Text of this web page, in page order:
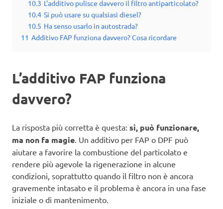
10.3 L’additivo pulisce davvero il filtro antiparticolato?
10.4 Si può usare su qualsiasi diesel?
10.5 Ha senso usarlo in autostrada?
11 Additivo FAP funziona davvero? Cosa ricordare
L’additivo FAP funziona
davvero?
La risposta più corretta è questa: sì, può funzionare,
ma non fa magie. Un additivo per FAP o DPF può
aiutare a favorire la combustione del particolato e
rendere più agevole la rigenerazione in alcune
condizioni, soprattutto quando il filtro non è ancora
gravemente intasato e il problema è ancora in una fase
iniziale o di mantenimento.